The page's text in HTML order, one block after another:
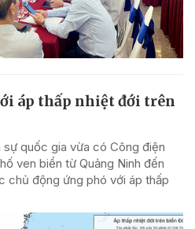
áp thấp nhiệt đới trên
sự quốc gia vừa có Công điện
ven biển từ Quảng Ninh đến
chủ động ứng phó với áp thấp